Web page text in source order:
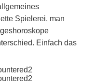
Spielerei, man
Einfach das